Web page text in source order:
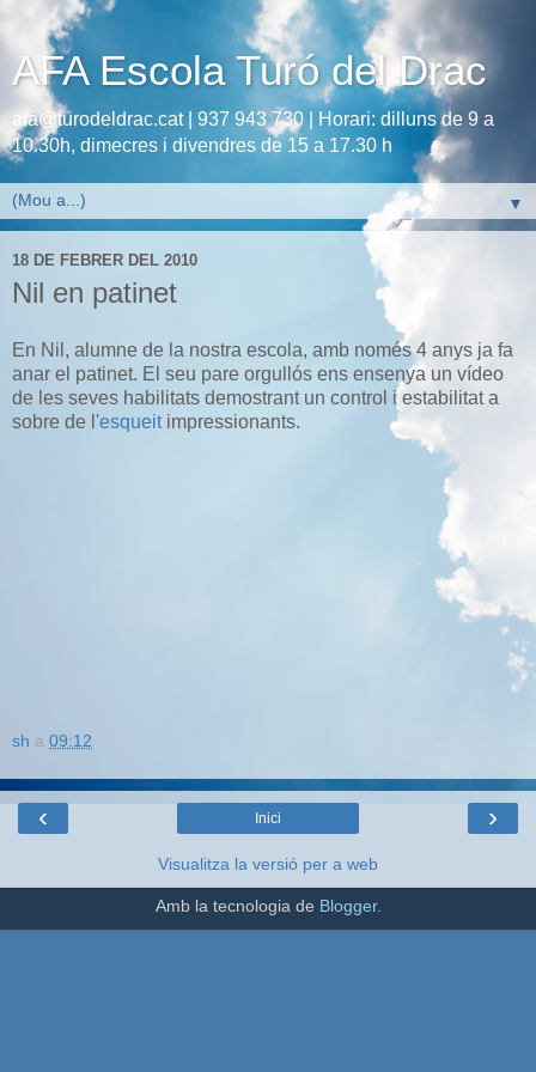
AFA Escola Turó del Drac
afa@turodeldrac.cat | 937 943 730 | Horari: dilluns de 9 a
10.30h, dimecres i divendres de 15 a 17.30 h
▼
18 DE FEBRER DEL 2010
Nil en patinet
En Nil, alumne de la nostra escola, amb només 4 anys ja fa
anar el patinet. El seu pare orgullós ens ensenya un vídeo
de les seves habilitats demostrant un control i estabilitat a
sobre de l'esqueitimpressionants.
sh a 09:12
‹ ›
Inici
Visualitza la versió per a web
Amb la tecnologia de Blogger.